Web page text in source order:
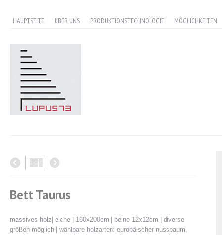
HAUPTSEITE ÜBER UNS PRODUKTIONSTECHNOLOGIE MÖGLICHKEITEN
Bett Taurus
massives holz| eiche | 160x200cm | beine 12x12cm | diverse
größen möglich | wählbare holzarten: europäischer nussbaum,